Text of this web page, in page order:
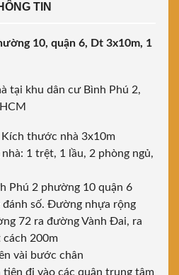
TIN
10, quận 6, Dt 3x10m, 1
tại khu dân cư Bình Phú 2,
thước nhà 3x10m
1 trệt, 1 lầu, 2 phòng ngủ,
Phú 2 phường 10 quận 6
số. Đường nhựa rộng
72 ra đường Vành Đai, ra
cách 200m
vài bước chân
đi vào các quận trung tâm